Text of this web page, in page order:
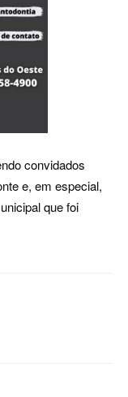
convidados
e, em especial,
que foi